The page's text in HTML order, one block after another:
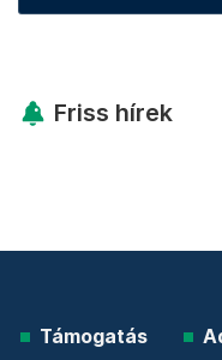
Friss hírek
Támogatás